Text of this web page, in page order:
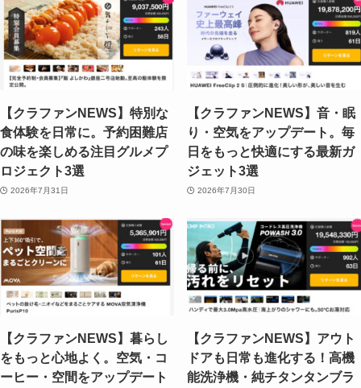
【クラファンNEWS】特別な
食体験を日常に。予約困難店
の味を楽しめる注目グルメプ
ロジェクト3選
2026年7月31日
【クラファンNEWS】音・眠
り・空気をアップデート。毎
日をもっと快適にする最新ガ
ジェット3選
2026年7月30日
【クラファンNEWS】暮らし
をもっと心地よく。空気・コ
ーヒー・空間をアップデート
【クラファンNEWS】アウト
ドアも日常も進化する！高機
能洗浄機・純チタンタンブラ